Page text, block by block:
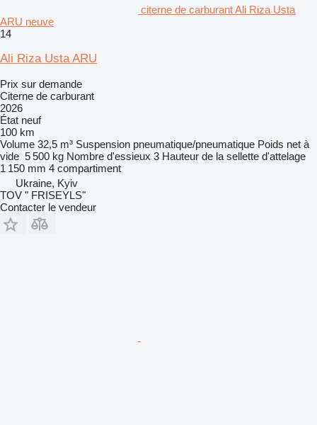
citerne de carburant Ali Riza Usta
ARU neuve
14
Ali Riza Usta ARU
Prix sur demande
Citerne de carburant
2026
État neuf
100 km
Volume 32,5 m³ Suspension pneumatique/pneumatique Poids net à
vide 5 500 kg Nombre d'essieux 3 Hauteur de la sellette d'attelage
1 150 mm 4 compartiment
Ukraine, Kyiv
TOV " FRISEYLS"
Contacter le vendeur